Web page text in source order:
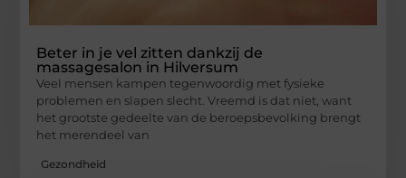
Beter in je vel zitten dankzij de
massagesalon in Hilversum
Veel mensen kampen tegenwoordig met fysieke
problemen en slapen slecht. Vreemd is dat niet, want
het grootste gedeelte van de beroepsbevolking brengt
het merendeel van
Gezondheid